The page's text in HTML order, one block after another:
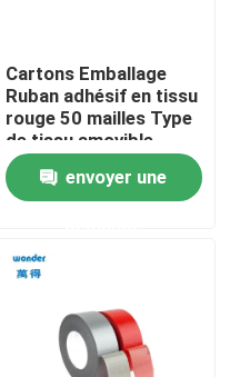
Cartons Emballage
Ruban adhésif en tissu
rouge 50 mailles Type
de tissu amovible
envoyer une